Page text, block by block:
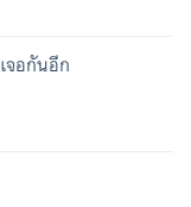
จอกันอีก